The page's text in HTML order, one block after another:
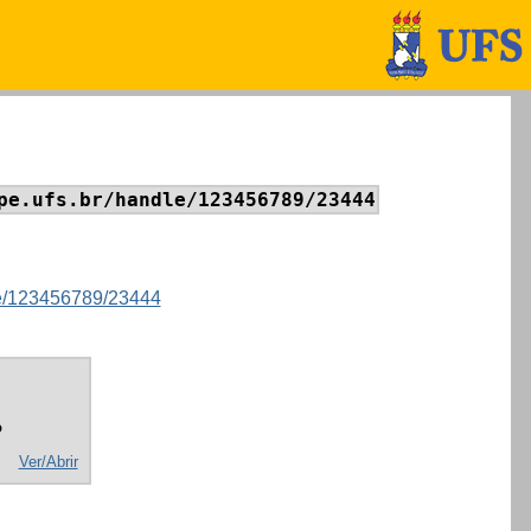
handle/123456789/23444
123456789/23444
Ver/Abrir